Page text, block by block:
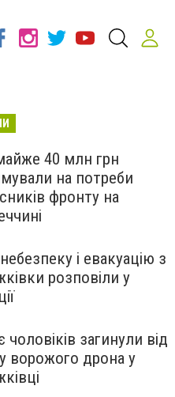
40 млн грн
на потреби
фронту на
і евакуацію з
розповіли у
чоловіків загинули від
ворожого дрона у